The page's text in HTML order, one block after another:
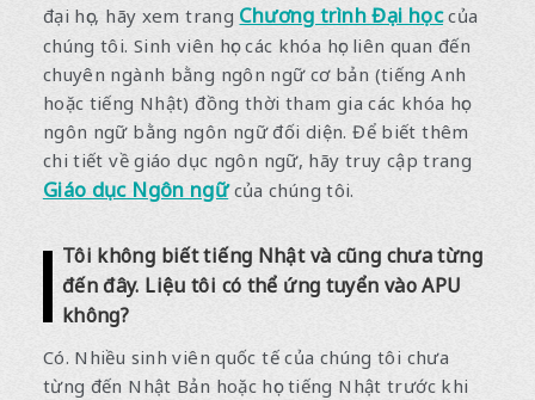
đại học, hãy xem trang Chương trình Đại họccủa
chúng tôi. Sinh viên học các khóa học liên quan đến
chuyên ngành bằng ngôn ngữ cơ bản (tiếng Anh
hoặc tiếng Nhật) đồng thời tham gia các khóa học
ngôn ngữ bằng ngôn ngữ đối diện. Để biết thêm
chi tiết về giáo dục ngôn ngữ, hãy truy cập trang
Giáo dục Ngôn ngữcủa chúng tôi.
Tôi không biết tiếng Nhật và cũng chưa từng
đến đây. Liệu tôi có thể ứng tuyển vào APU
không?
Có. Nhiều sinh viên quốc tế của chúng tôi chưa
từng đến Nhật Bản hoặc học tiếng Nhật trước khi